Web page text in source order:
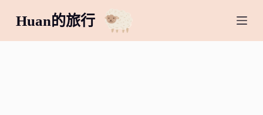
跳
至
主
Huan的旅行